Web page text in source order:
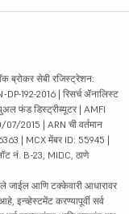
ब्रोकर सेबी रजिस्ट्रेशन:
192-2016 | रिसर्च ॲनालिस्ट
फंड डिस्ट्रीब्यूटर | AMFI
2015 | ARN ची वर्तमान
| MCX मेंबर ID: 55945 |
नं. B-23, MIDC, ठाणे
आणि टक्केवारी आधारावर
इन्व्हेस्टमेंट करण्यापूर्वी सर्व